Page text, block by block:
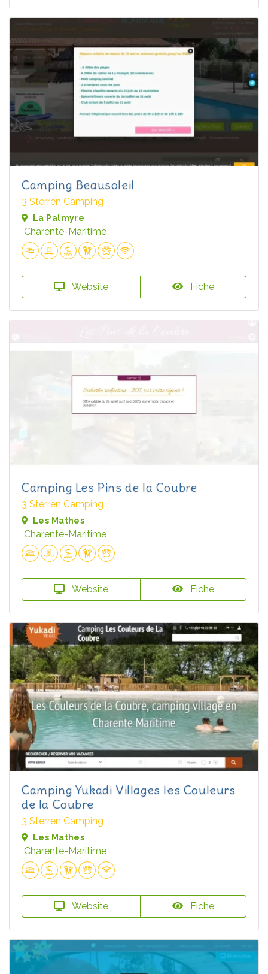
Camping Beausoleil
3 Sterren Camping
La Palmyre
Charente-Maritime
Website Fiche
Camping Les Pins de la Coubre
3 Sterren Camping
Les Mathes
Charente-Maritime
Website Fiche
Camping Yukadi Villages les Couleurs
de la Coubre
3 Sterren Camping
Les Mathes
Charente-Maritime
Website Fiche